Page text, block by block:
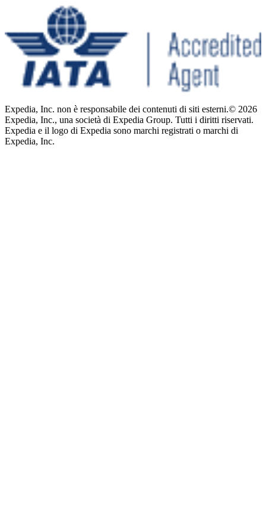
Expedia, Inc. non è responsabile dei contenuti di siti esterni.© 2026
Expedia, Inc., una società di Expedia Group. Tutti i diritti riservati.
Expedia e il logo di Expedia sono marchi registrati o marchi di
Expedia, Inc.